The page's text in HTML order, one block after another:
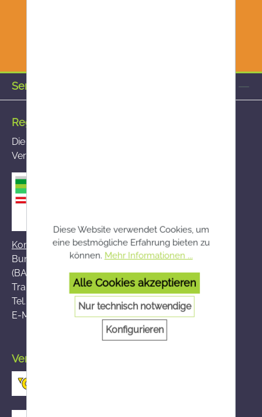
Service-Hotline
Registrierte Versandapotheke
Die von Ihnen aufgerufene Versandapotheke ist im
Versandapothekenregister des BASG registriert
Kontakt zum BASG
Bundesamt für Sicherheit im Gesundheitswesen
(BASG), AGES-Medizinmarktaufsicht (AGES MEA)
Traisengasse 5, A-1200 Wien
Tel.:
+43 (0)50 555-36111
E-Mail:
fernabsatz@ages.at
Versand durch die österreichische Post
Diese Website verwendet Cookies, um
eine bestmögliche Erfahrung bieten zu
können. Mehr Informationen ...
Alle Cookies akzeptieren
Nur technisch notwendige
Konfigurieren